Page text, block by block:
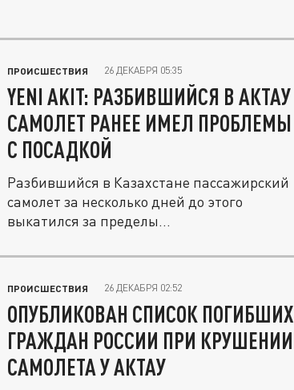
ПРОИСШЕСТВИЯ 26 ДЕКАБРЯ 05:35
YENI AKIT: РАЗБИВШИЙСЯ В АКТАУ
САМОЛЕТ РАНЕЕ ИМЕЛ ПРОБЛЕМЫ
С ПОСАДКОЙ
Разбившийся в Казахстане пассажирский
самолет за несколько дней до этого
выкатился за пределы...
ПРОИСШЕСТВИЯ 26 ДЕКАБРЯ 02:52
ОПУБЛИКОВАН СПИСОК ПОГИБШИХ
ГРАЖДАН РОССИИ ПРИ КРУШЕНИИ
САМОЛЕТА У АКТАУ